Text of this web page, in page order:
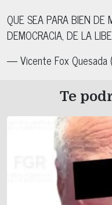
QUE SEA PARA BIEN DE
DEMOCRACIA, DE LA
— Vicente Fox Quesada
Te